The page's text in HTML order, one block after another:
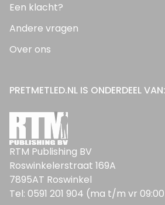
Een klacht?
Andere vragen
Over ons
PRETMETLED.NL IS ONDERDEEL VAN:
RTM Publishing BV
Roswinkelerstraat 169A
7895AT Roswinkel
Tel: 0591 201 904 (ma t/m vr